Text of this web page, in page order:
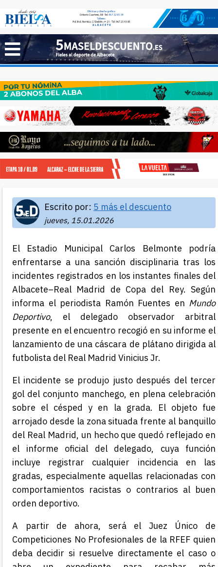
Escrito por: 5 más el descuento
jueves, 15.01.2026
El Estadio Municipal Carlos Belmonte podría
enfrentarse a una sanción disciplinaria tras los
incidentes registrados en los instantes finales del
Albacete–Real Madrid de Copa del Rey. Según
informa el periodista Ramón Fuentes en Mundo
Deportivo, el delegado observador arbitral
presente en el encuentro recogió en su informe el
lanzamiento de una cáscara de plátano dirigida al
futbolista del Real Madrid Vinicius Jr.
El incidente se produjo justo después del tercer
gol del conjunto manchego, en plena celebración
sobre el césped y en la grada. El objeto fue
arrojado desde la zona situada frente al banquillo
del Real Madrid, un hecho que quedó reflejado en
el informe oficial del delegado, cuya función
incluye registrar cualquier incidencia en las
gradas, especialmente aquellas relacionadas con
comportamientos racistas o contrarios al buen
orden deportivo.
A partir de ahora, será el Juez Único de
Competiciones No Profesionales de la RFEF quien
deba decidir si resuelve directamente el caso o